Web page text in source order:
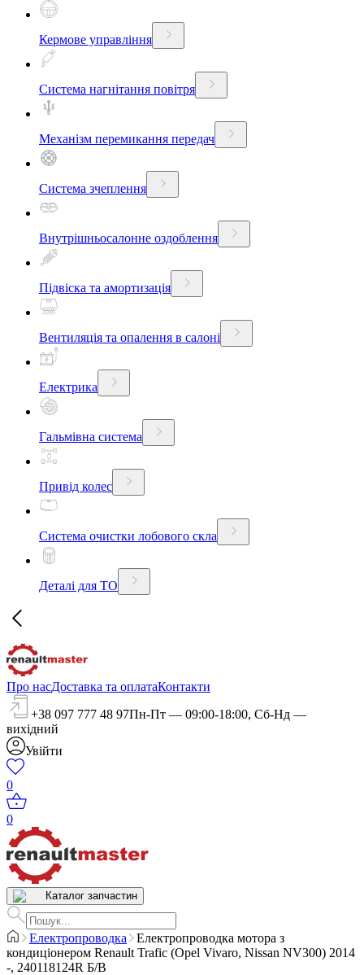
Кермове управління
Система нагнітання повітря
Механізм перемикання передач
Система зчеплення
Внутрішньосалонне оздоблення
Підвіска та амортизація
Вентиляція та опалення в салоні
Електрика
Гальмівна система
Привід колес
Система очистки лобового скла
Деталі для ТО
Про насДоставка та оплатаКонтакти
+38 097 777 48 97Пн-Пт — 09:00-18:00, Сб-Нд —
вихідний
Увійти
0
0
Каталог запчастин
Електропроводка
Електропроводка мотора з
кондиціонером Renault Trafic (Opel Vivaro, Nissan NV300) 2014
-, 240118124R Б/В